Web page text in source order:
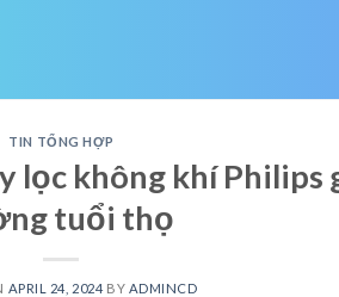
TIN TỔNG HỢP
lọc không khí Philips
tuổi thọ
APRIL 24, 2024 BY ADMINCD